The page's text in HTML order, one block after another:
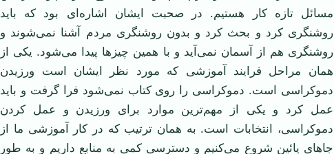
مسائل تازه کار هستیم. در صحبت ایشان اشاره‌ای بود که باید
روشنگری کرد و بحث کرد و بدون روشنگری مردم آشنا نمی‌شوند و
روشنگری هم از آسمان نمی‌آید و با همین چیزها پیدا می‌شود. یکی از
همان مراحل فرایند آموزشی که مورد نظر ایشان است ورزیدن
دموکراسی است. دموکراسی را روی کتاب نمی‌شود فرا گرفت و باید
عمل کرد و یکی از مهم‌ترین موارد برای ورزیدن و عمل کردن
دموکراسی، انتخابات است. به همان ترتیب که در کار آموزشی ما از
جاهای پائین شروع می‌کنیم و دسترسی کمی ‌به منابع داریم و به طور